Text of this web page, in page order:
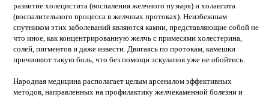
развитие холецистита (воспаления желчного пузыря) и холангита
(воспалительного процесса в желчных протоках). Неизбежным
спутником этих заболеваний являются камни, представляющие собой не
что иное, как концентрированную желчь с примесями холестерина,
солей, пигментов и даже извести. Двигаясь по протокам, камешки
причиняют такую боль, что без помощи эскулапов уже не обойтись.
Народная медицина располагает целым арсеналом эффективных
методов, направленных на профилактику желчекаменной болезни и